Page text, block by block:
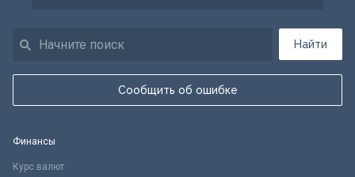
Найти
Сообщить об ошибке
Финансы
Курс валют